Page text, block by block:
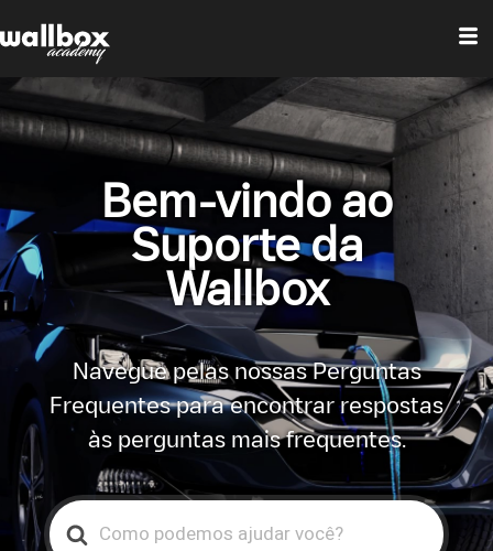
Bem-vindo ao
Suporte da
Wallbox
Navegue pelas nossas Perguntas
Frequentes para encontrar respostas
às perguntas mais frequentes.
Search
For